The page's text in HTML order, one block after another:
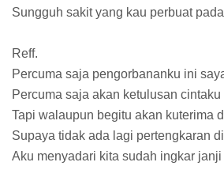
Sungguh sakit yang kau perbuat
Reff.
Percuma saja pengorbananku ini
Percuma saja akan ketulusan cintaku
Tapi walaupun begitu akan kuterima
Supaya tidak ada lagi pertengkaran
Aku menyadari kita sudah ingkar janji